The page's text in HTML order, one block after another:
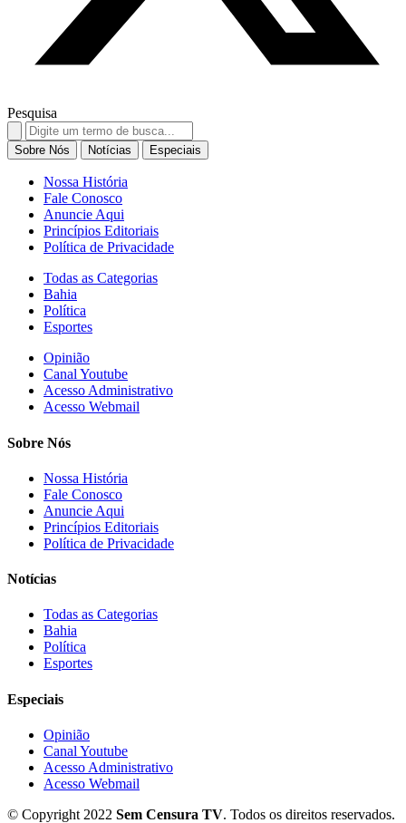
Pesquisa
Search
for:
Sobre Nós Notícias Especiais
Nossa História
Fale Conosco
Anuncie Aqui
Princípios Editoriais
Política de Privacidade
Todas as Categorias
Bahia
Política
Esportes
Opinião
Canal Youtube
Acesso Administrativo
Acesso Webmail
Sobre Nós
Nossa História
Fale Conosco
Anuncie Aqui
Princípios Editoriais
Política de Privacidade
Notícias
Todas as Categorias
Bahia
Política
Esportes
Especiais
Opinião
Canal Youtube
Acesso Administrativo
Acesso Webmail
© Copyright 2022 Sem Censura TV. Todos os direitos reservados.